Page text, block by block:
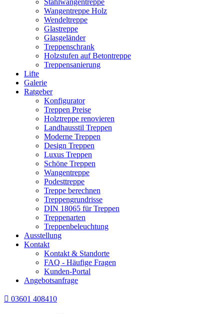
Stahlwangentreppe
Wangentreppe Holz
Wendeltreppe
Glastreppe
Glasgeländer
Treppenschrank
Holzstufen auf Betontreppe
Treppensanierung
Lifte
Galerie
Ratgeber
Konfigurator
Treppen Preise
Holztreppe renovieren
Landhausstil Treppen
Moderne Treppen
Design Treppen
Luxus Treppen
Schöne Treppen
Wangentreppe
Podesttreppe
Treppe berechnen
Treppengrundrisse
DIN 18065 für Treppen
Treppenarten
Treppenbeleuchtung
Ausstellung
Kontakt
Kontakt & Standorte
FAQ - Häufige Fragen
Kunden-Portal
Angebotsanfrage
 03601 408410